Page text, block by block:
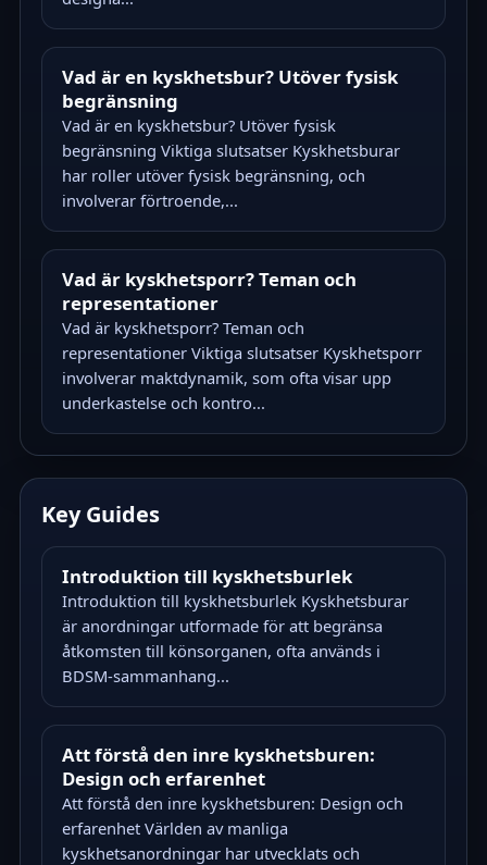
Vad är en kyskhetsbur? Utöver fysisk
begränsning
Vad är en kyskhetsbur? Utöver fysisk
begränsning Viktiga slutsatser Kyskhetsburar
har roller utöver fysisk begränsning, och
involverar förtroende,...
Vad är kyskhetsporr? Teman och
representationer
Vad är kyskhetsporr? Teman och
representationer Viktiga slutsatser Kyskhetsporr
involverar maktdynamik, som ofta visar upp
underkastelse och kontro...
Key Guides
Introduktion till kyskhetsburlek
Introduktion till kyskhetsburlek Kyskhetsburar
är anordningar utformade för att begränsa
åtkomsten till könsorganen, ofta används i
BDSM-sammanhang...
Att förstå den inre kyskhetsburen:
Design och erfarenhet
Att förstå den inre kyskhetsburen: Design och
erfarenhet Världen av manliga
kyskhetsanordningar har utvecklats och